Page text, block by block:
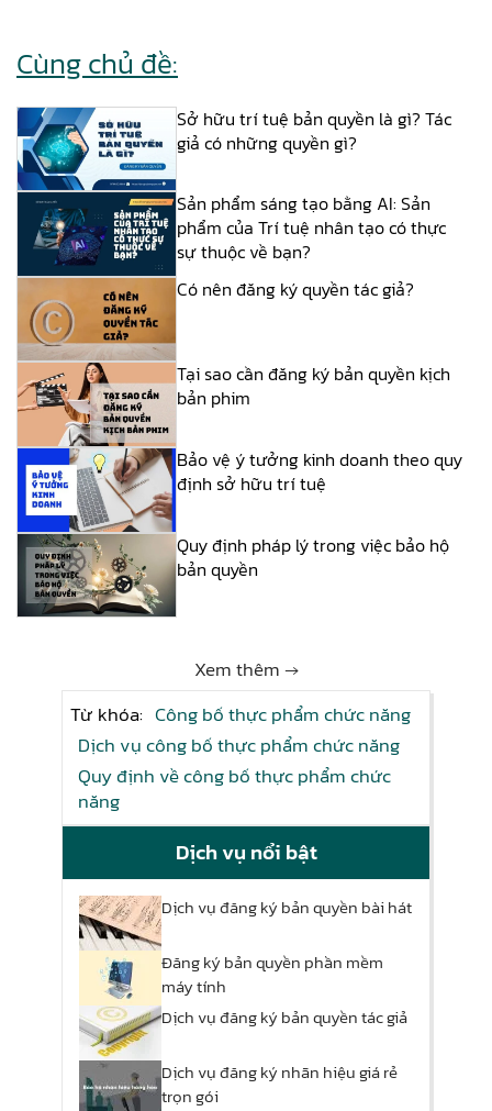
Cùng chủ đề:
Sở hữu trí tuệ bản quyền là gì? Tác
giả có những quyền gì?
Sản phẩm sáng tạo bằng AI: Sản
phẩm của Trí tuệ nhân tạo có thực
sự thuộc về bạn?
Có nên đăng ký quyền tác giả?
Tại sao cần đăng ký bản quyền kịch
bản phim
Bảo vệ ý tưởng kinh doanh theo quy
định sở hữu trí tuệ
Quy định pháp lý trong việc bảo hộ
bản quyền
Xem thêm →
Từ khóa: Công bố thực phẩm chức năng
Dịch vụ công bố thực phẩm chức năng
Quy định về công bố thực phẩm chức
năng
Dịch vụ nổi bật
Dịch vụ đăng ký bản quyền bài hát
Đăng ký bản quyền phần mềm
máy tính
Dịch vụ đăng ký bản quyền tác giả
Dịch vụ đăng ký nhãn hiệu giá rẻ
trọn gói